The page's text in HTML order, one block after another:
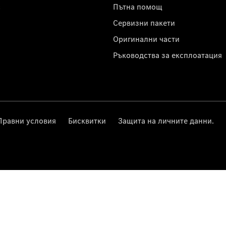
Пътна помощ
Сервизни пакети
Оригинални части
Ръководства за експлоатация
условия Бисквитки Защита на личните данни.